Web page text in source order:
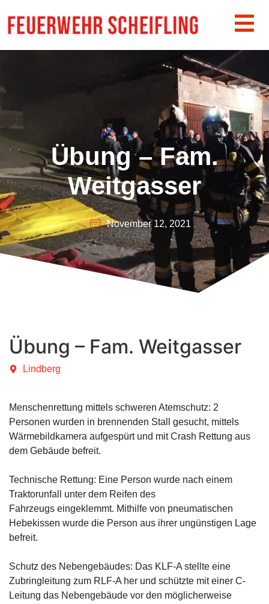
Übung – Fam.
Weitgasser
November 12, 2021
Übung – Fam. Weitgasser
Lindberg
Menschenrettung mittels schweren Atemschutz: 2
Personen wurden in brennenden Stall gesucht, mittels
Wärmebildkamera aufgespürt und mit Crash Rettung aus
dem Gebäude befreit.
Technische Rettung: Eine Person wurde nach einem
Traktorunfall unter dem Reifen des
Fahrzeugs eingeklemmt. Mithilfe von pneumatischen
Hebekissen wurde die Person aus ihrer ungünstigen Lage
befreit.
Schutz des Nebengebäudes: Das KLF-A stellte eine
Zubringleitung zum RLF-A her und schützte mit einer C-
Leitung das Nebengebäude vor den möglicherweise